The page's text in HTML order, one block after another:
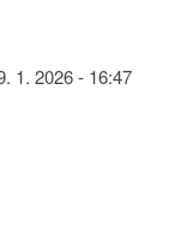
1. 2026 - 16:47